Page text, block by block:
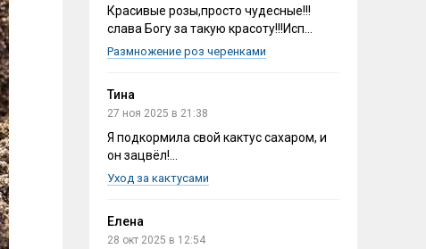
Красивые розы,просто чудесные!!!
слава Богу за такую красоту!!!Исп...
Размножение роз черенками
Тина
27 ноя 2025 в 21:38
Я подкормила свой кактус сахаром, и
он зацвёл!...
Уход за кактусами
Елена
28 окт 2025 в 12:54